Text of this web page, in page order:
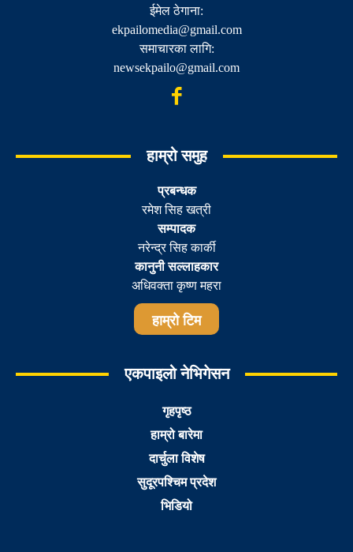
ईमेल ठेगाना:
ekpailomedia@gmail.com
समाचारका लागि:
newsekpailo@gmail.com
हाम्रो समुह
प्रबन्धक
रमेश सिह खत्री
सम्पादक
नरेन्द्र सिह कार्की
कानुनी सल्लाहकार
अधिवक्ता कृष्ण महरा
हाम्रो टिम
एकपाइलो नेभिगेसन
गृहपृष्ठ
हाम्रो बारेमा
दार्चुला विशेष
सुदूरपश्चिम प्रदेश
भिडियो